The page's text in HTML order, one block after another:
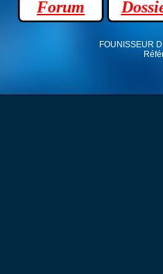
Forum
FOUNISSEUR